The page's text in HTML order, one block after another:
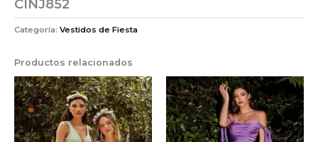
CINJ852
Categoría: Vestidos de Fiesta
Productos relacionados